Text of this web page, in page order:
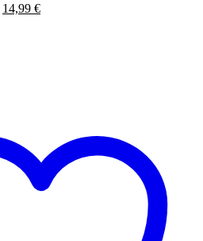
Ursprünglicher
14,99 €Aktueller